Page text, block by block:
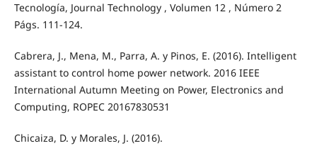
Tecnología, Journal Technology , Volumen 12 , Número 2
Págs. 111-124.
Cabrera, J., Mena, M., Parra, A. y Pinos, E. (2016). Intelligent
assistant to control home power network. 2016 IEEE
International Autumn Meeting on Power, Electronics and
Computing, ROPEC 20167830531
Chicaiza, D. y Morales, J. (2016).